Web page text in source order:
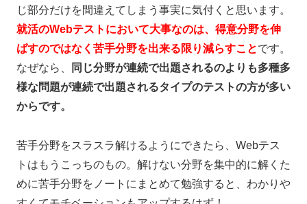
じ部分だけを間違えてしまう事実に気付くと思います。
就活のWebテストにおいて大事なのは、得意分野を伸
ばすのではなく苦手分野を出来る限り減らすことです。
なぜなら、
同じ分野が連続で出題されるのよりも多種多
様な問題が連続で出題されるタイプのテストの方が多い
からです。
苦手分野をスラスラ解けるようにできたら、 Webテス
トはもうこっちのもの。解けない分野を集中的に解くた
めに苦手分野をノートにまとめて勉強すると、わかりや